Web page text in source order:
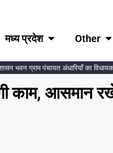
मध्य प्रदेश Other
भवन ग्राम पंचायत अंधारियाँ का विधायक
काम, आसमान